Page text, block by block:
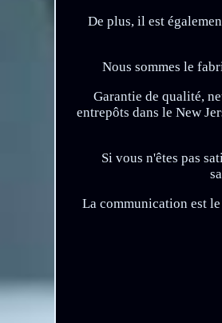
De plus, il est
Nous sommes le
Garantie de qualité,
entrepôts dans le New
Si vous n'êtes pas
La communication est